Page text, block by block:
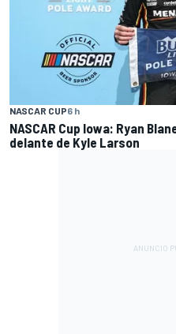
NASCAR CUP6 h
NASCAR Cup Iowa: Ryan
delante de Kyle Larson